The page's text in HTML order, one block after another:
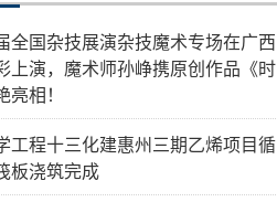
全国杂技展演杂技魔术专场在广西
上演，魔术师孙峥携原创作品《时
亮相！
工程十三化建惠州三期乙烯项目循
板浇筑完成